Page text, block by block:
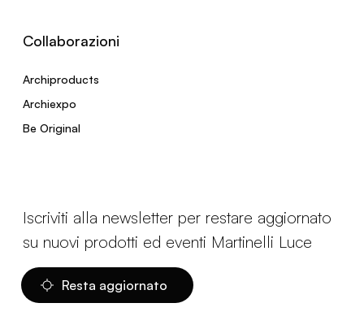
Collaborazioni
Archiproducts
Archiexpo
Be Original
Iscriviti alla newsletter per restare aggiornato
su nuovi prodotti ed eventi Martinelli Luce
Resta aggiornato